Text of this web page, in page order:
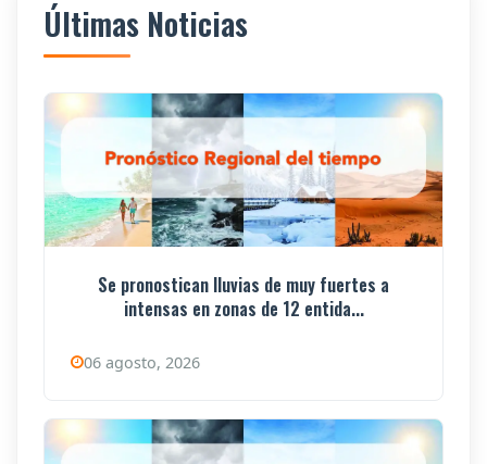
Últimas Noticias
Se pronostican lluvias de muy fuertes a
intensas en zonas de 12 entida...
06 agosto, 2026